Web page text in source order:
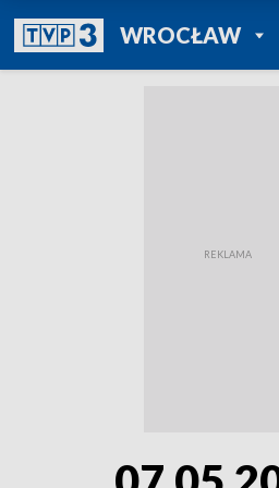
WROCŁAW
POWRÓT
TVP